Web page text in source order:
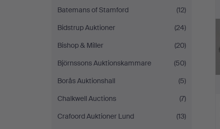
Batemans of Stamford
(12)
Bidstrup Auktioner
(24)
Bishop & Miller
(20)
Björnssons Auktionskammare
(50)
Borås Auktionshall
(5)
Chalkwell Auctions
(7)
Crafoord Auktioner Lund
(13)